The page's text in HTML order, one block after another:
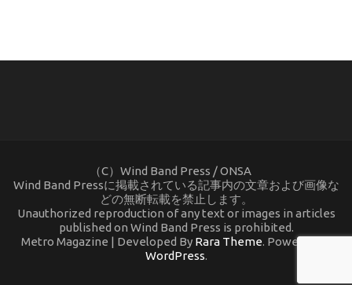
（C）Wind Band Press / ONSA
Wind Band Pressに掲載されている記事内の文章および画像な
どの無断転載を禁止します。
Unauthorized reproduction of any text or images in articles
published on Wind Band Press is prohibited.
Metro Magazine | Developed By Rara Theme. Powered by
WordPress.